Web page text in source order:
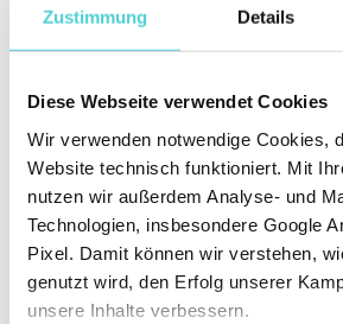
Zustimmung Details
Diese Webseite verwendet Cookies
Wir verwenden notwendige Cookies,
Website technisch funktioniert. Mit
nutzen wir außerdem Analyse- und
Technologien, insbesondere Google
Pixel. Damit können wir verstehen,
genutzt wird, den Erfolg unserer
unsere Inhalte verbessern.